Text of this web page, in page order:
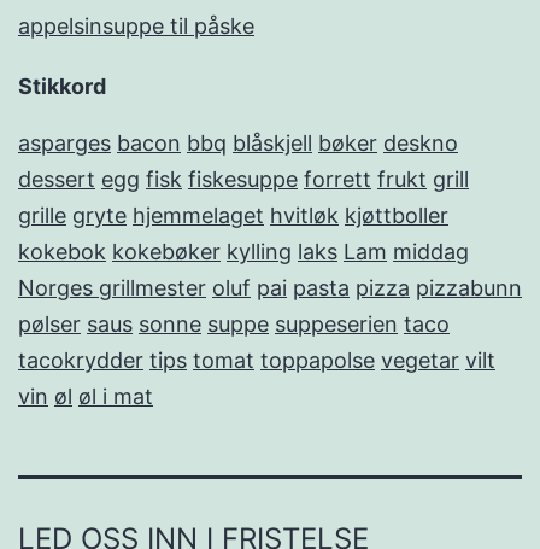
appelsinsuppe til påske
Stikkord
asparges bacon bbq blåskjell bøker deskno
dessert egg fisk fiskesuppe forrett frukt grill
grille gryte hjemmelaget hvitløk kjøttboller
kokebok kokebøker kylling laks Lam middag
Norges grillmester oluf pai pasta pizza pizzabunn
pølser saus sonne suppe suppeserien taco
tacokrydder tips tomat toppapolse vegetar vilt
vin øl øl i mat
LED OSS INN I FRISTELSE